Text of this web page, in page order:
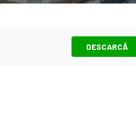
DESCARCĂ